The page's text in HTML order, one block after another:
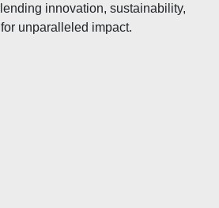
innovation, sustainability,
unparalleled impact.